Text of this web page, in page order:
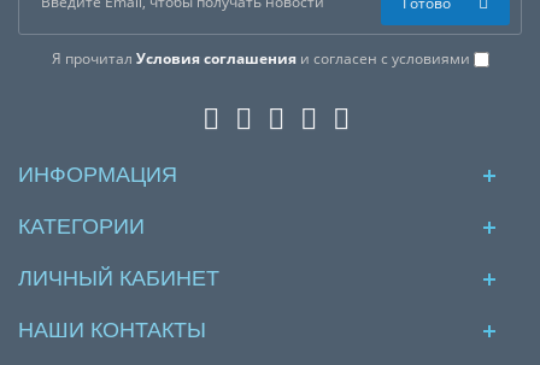
Я прочитал Условия соглашенияи согласен с условиями
ИНФОРМАЦИЯ
КАТЕГОРИИ
ЛИЧНЫЙ КАБИНЕТ
НАШИ КОНТАКТЫ